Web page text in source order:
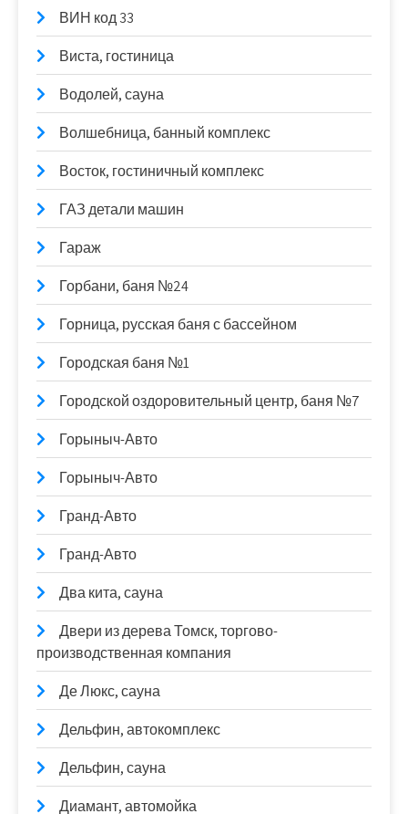
ВИН код 33
Виста, гостиница
Водолей, сауна
Волшебница, банный комплекс
Восток, гостиничный комплекс
ГАЗ детали машин
Гараж
Горбани, баня №24
Горница, русская баня с бассейном
Городская баня №1
Городской оздоровительный центр, баня №7
Горыныч-Авто
Горыныч-Авто
Гранд-Авто
Гранд-Авто
Два кита, сауна
Двери из дерева Томск, торгово-
производственная компания
Де Люкс, сауна
Дельфин, автокомплекс
Дельфин, сауна
Диамант, автомойка